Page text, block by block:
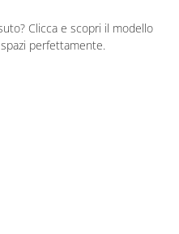
Clicca e scopri il modello
perfettamente.